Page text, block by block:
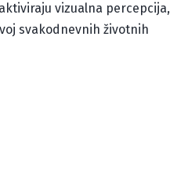
vizualna percepcija,
svakodnevnih životnih